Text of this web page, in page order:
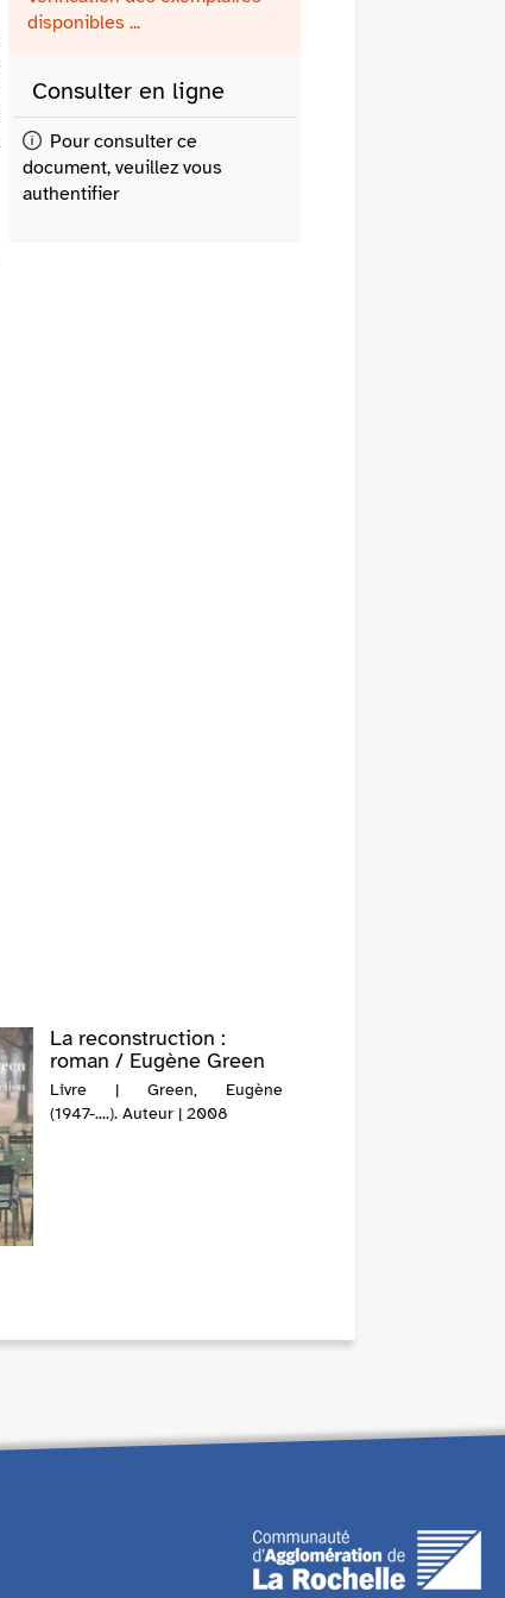
disponibles ...
Consulter en ligne
Pour consulter ce
document, veuillez vous
authentifier
La reconstruction :
roman / Eugène Green
Livre | Green, Eugène
(1947-....). Auteur | 2008